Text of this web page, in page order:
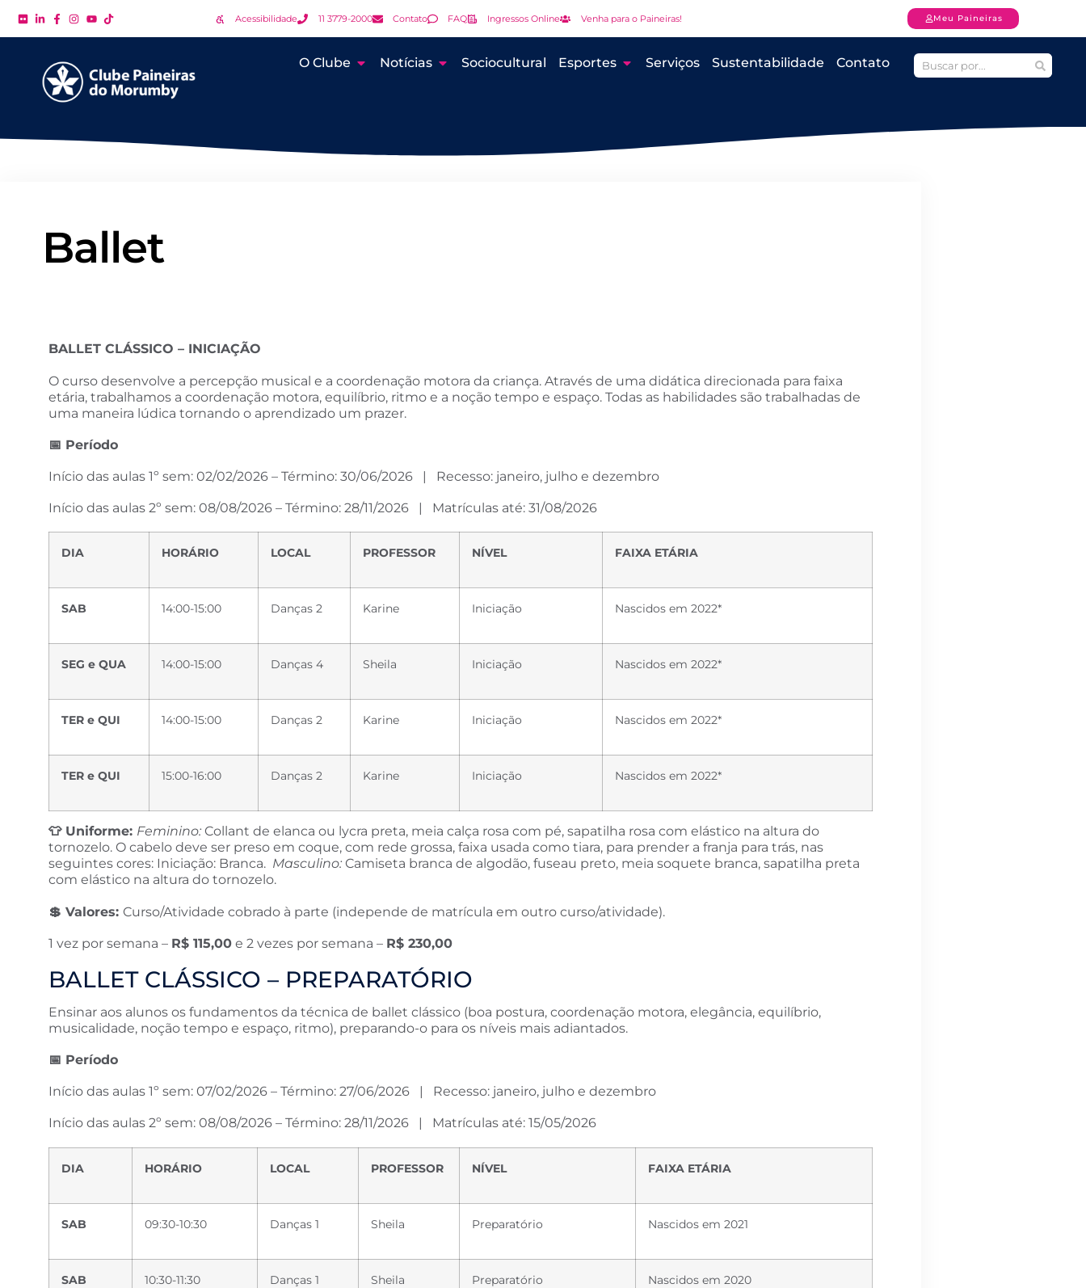
Acessibilidade 11 3779-2000 Contato FAQ Ingressos Online Venha para o Paineiras! Meu Paineiras
O Clube Notícias Sociocultural Esportes Serviços Sustentabilidade Contato
Ballet
BALLET CLÁSSICO – INICIAÇÃO
O curso desenvolve a percepção musical e a coordenação motora da criança. Através de uma didática direcionada para faixa
etária, trabalhamos a coordenação motora, equilíbrio, ritmo e a noção tempo e espaço. Todas as habilidades são trabalhadas de
uma maneira lúdica tornando o aprendizado um prazer.
📅 Período
Início das aulas 1º sem: 02/02/2026 – Término: 30/06/2026 | Recesso: janeiro, julho e dezembro
Início das aulas 2º sem: 08/08/2026 – Término: 28/11/2026 | Matrículas até: 31/08/2026
DIA HORÁRIO LOCAL PROFESSOR NÍVEL FAIXA ETÁRIA
SAB 14:00-15:00 Danças 2 Karine Iniciação Nascidos em 2022*
SEG e QUA 14:00-15:00 Danças 4 Sheila Iniciação Nascidos em 2022*
TER e QUI 14:00-15:00 Danças 2 Karine Iniciação Nascidos em 2022*
TER e QUI 15:00-16:00 Danças 2 Karine Iniciação Nascidos em 2022*
👕Uniforme: Feminino: Collant de elanca ou lycra preta, meia calça rosa com pé, sapatilha rosa com elástico na altura do
tornozelo. O cabelo deve ser preso em coque, com rede grossa, faixa usada como tiara, para prender a franja para trás, nas
seguintes cores: Iniciação: Branca. Masculino: Camiseta branca de algodão, fuseau preto, meia soquete branca, sapatilha preta
com elástico na altura do tornozelo.
💲 Valores: Curso/Atividade cobrado à parte (independe de matrícula em outro curso/atividade).
1 vez por semana – R$ 115,00 e 2 vezes por semana – R$ 230,00
BALLET CLÁSSICO – PREPARATÓRIO
Ensinar aos alunos os fundamentos da técnica de ballet clássico (boa postura, coordenação motora, elegância, equilíbrio,
musicalidade, noção tempo e espaço, ritmo), preparando-o para os níveis mais adiantados.
📅 Período
Início das aulas 1º sem: 07/02/2026 – Término: 27/06/2026 | Recesso: janeiro, julho e dezembro
Início das aulas 2º sem: 08/08/2026 – Término: 28/11/2026 | Matrículas até: 15/05/2026
DIA HORÁRIO LOCAL PROFESSOR NÍVEL FAIXA ETÁRIA
SAB 09:30-10:30 Danças 1 Sheila Preparatório Nascidos em 2021
SAB 10:30-11:30 Danças 1 Sheila Preparatório Nascidos em 2020